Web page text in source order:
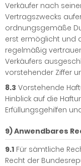
Verkäufer nach
Vertragszwecks
ordnungsgemäße
erst ermöglicht und
regelmäßig
Verkäufers
vorstehender Ziffer
8.3 Vorstehende
Hinblick auf die
Erfüllungsgehilfen
9) Anwendbares
9.1 Für sämtliche
Recht der